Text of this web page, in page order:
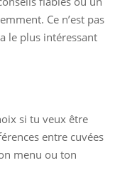
Ce n’est pas
le plus intéressant
si tu veux être
entre cuvées
menu ou ton